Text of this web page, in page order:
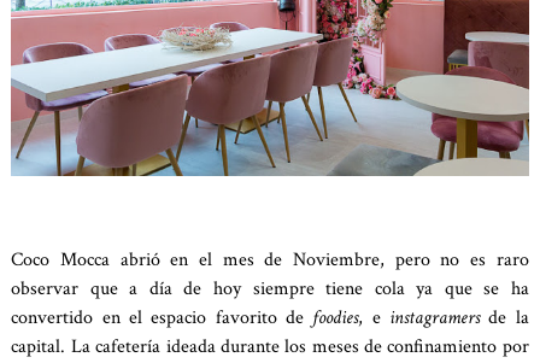
Coco Mocca abrió en el mes de Noviembre, pero no es raro
observar que a día de hoy siempre tiene cola ya que se ha
convertido en el espacio favorito de foodies, e instagramersde la
capital. La cafetería ideada durante los meses de confinamiento por